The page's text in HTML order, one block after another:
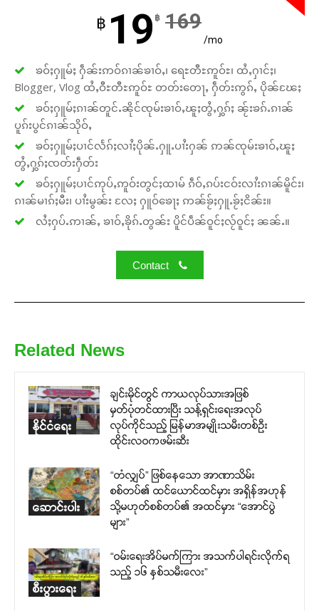
฿ 19 ฿ 169
/mo
ၶဝ်ႈႁူမ်ႈ ႁဵၼ်းဢဝ်ၵၢၼ်ၶၢဝ်ႇ၊ ရေႊတီႊဢူဝ်ႊ၊ ထႆႇႁၢင်ႈ၊
Blogger, Vlog ထႆႇဝီႊတီႊဢူဝ်ႊ တတ်းတေႃႇ ႁဵတ်းဢွၵ်ႇ ပိုၼ်ၽႄႈ
ၶဝ်ႈႁူမ်ႈၵၢၼ်တူင်ႉၼိုင်ၸုမ်းၶၢဝ်ႇၽူႈတွႆႇႁွၵ်ႈ ၼႂ်းၶၵ်ႉၵၢၼ်
ပူၵ်းပွင်ၵၢၼ်သိုဝ်ႇ
ၶဝ်ႈႁူမ်ႈပၢင်လႅၵ်ႈလၢႆႈပိုၼ်ႉႁူႉပၢႆးႁၼ် ဢၼ်ၸုမ်းၶၢဝ်ႇၽူႈ
တွႆႇႁွၵ်ႈၸတ်းႁဵတ်း
ၶဝ်ႈႁူမ်ႈပၢင်ဢုပ်ႇဢူဝ်းတွင်ႈထၢမ် ၵဵဝ်ႇၵပ်းငဝ်းလၢႆးၵၢၼ်မိူင်း၊
ၵၢၼ်မၢၵ်ႈမီး၊ ပၢႆးမွၼ်း လႄႈ ႁူဝ်ၶေႃႈ ဢၼ်ၶႂ်ႈႁူႉၶႂ်ႈငိၼ်း။
လႆႈႁပ်ႉဢၢၼ်ႇ ၶၢဝ်ႇၶိုၵ်ႉတွၼ်း ပိူင်ပဵၼ်ဝူင်ႈလႂ်ဝူင်ႈ ၼၼ်ႉ။
Contact
Related News
နိုင်ငံရေး
ချင်းမိုင်တွင် ကာယလုပ်သားအဖြစ်
မှတ်ပုံတင်ထားပြီး သန့်ရှင်းရေးအလုပ်
လုပ်ကိုင်သည့် မြန်မာအမျိုးသမီးတစ်ဦး
ထိုင်းလဝကဖမ်းဆီး
ဆောင်းပါး
“တံလျှပ်” ဖြစ်နေသော အာဏာသိမ်း
စစ်တပ်၏ ထင်ယောင်ထင်မှား အရှိန်အဟုန်
သို့မဟုတ်စစ်တပ်၏ အထင်မှား “အောင်ပွဲ
များ”
စီးပွားရေး
“ဝမ်းရေးအိပ်မက်ကြား အသက်ပါရင်းလိုက်ရ
သည့် ၁၆ နှစ်သမီးလေး”